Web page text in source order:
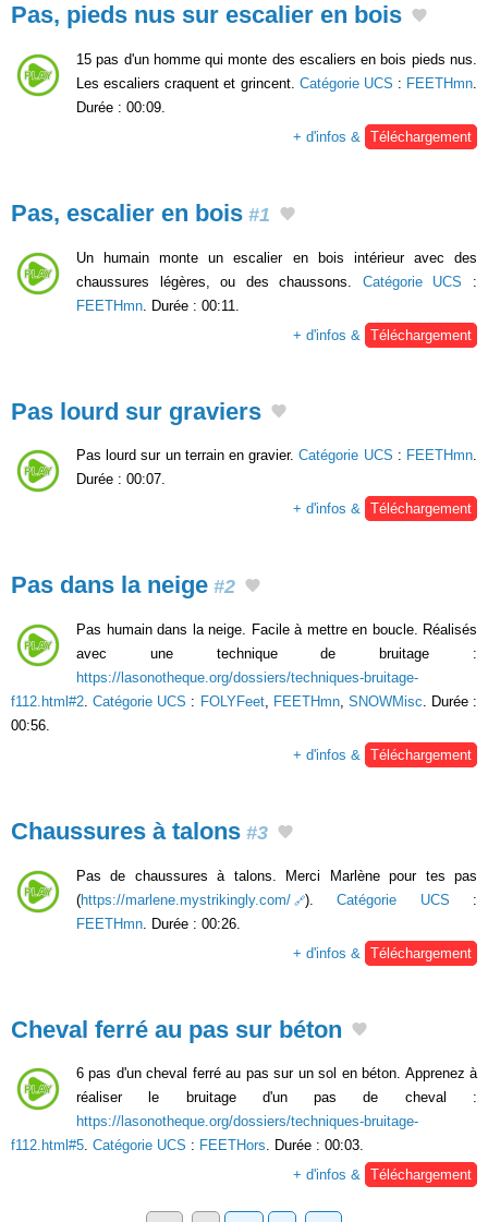
Pas, pieds nus sur escalier en bois
15 pas d'un homme qui monte des escaliers en bois pieds nus.
Les escaliers craquent et grincent. Catégorie UCS : FEETHmn
Durée : 00:09.
+ d'infos &
Téléchargement
Pas, escalier en bois #1
Un humain monte un escalier en bois intérieur avec des
chaussures légères, ou des chaussons. Catégorie UCS :
FEETHmn . Durée : 00:11.
+ d'infos &
Téléchargement
Pas lourd sur graviers
Pas lourd sur un terrain en gravier.Catégorie UCS : FEETHmn.
Durée : 00:07.
+ d'infos & Téléchargement
Pas dans la neige #2
Pas humain dans la neige. Facile à mettre en boucle. Réalisés
avec une technique de bruitage :
https://lasonotheque.org/dossiers/techniques-bruitage-
f112.html#2 .Catégorie UCS : FOLYFeet, FEETHmn, SNOWMisc . Durée :
00:56.
+ d'infos &
Téléchargement
Chaussures à talons #3
Pas de chaussures à talons. Merci Marlène pour tes pas
(https://marlene.mystrikingly.com/ ).Catégorie UCS :
FEETHmn . Durée : 00:26.
+ d'infos &
Téléchargement
Cheval ferré au pas sur béton
6 pas d'un cheval ferré au pas sur un sol en béton. Apprenez à
réaliser le bruitage d'un pas de cheval :
https://lasonotheque.org/dossiers/techniques-bruitage-
f112.html#5. Catégorie UCS : FEETHors. Durée : 00:03.
+ d'infos & Téléchargement